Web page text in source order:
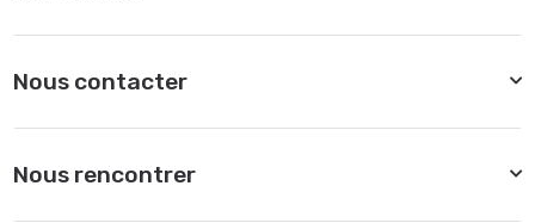
Nous contacter
Nous rencontrer